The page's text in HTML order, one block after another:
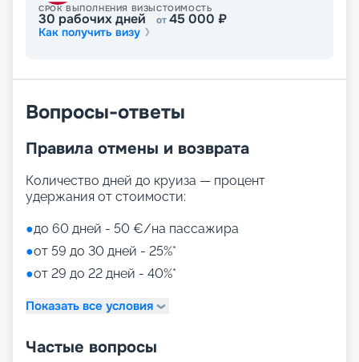
СРОК ВЫПОЛНЕНИЯ ВИЗЫ
30 рабочих дней
СТОИМОСТЬ
от45 000 ₽
Как получить визу
Вопросы-ответы
Правила отмены и возврата
Количество дней до круиза — процент
удержания от стоимости:
●до 60 дней - 50 €/на пассажира
●от 59 до 30 дней - 25%*
●от 29 до 22 дней - 40%*
Показать все условия
Частые вопросы